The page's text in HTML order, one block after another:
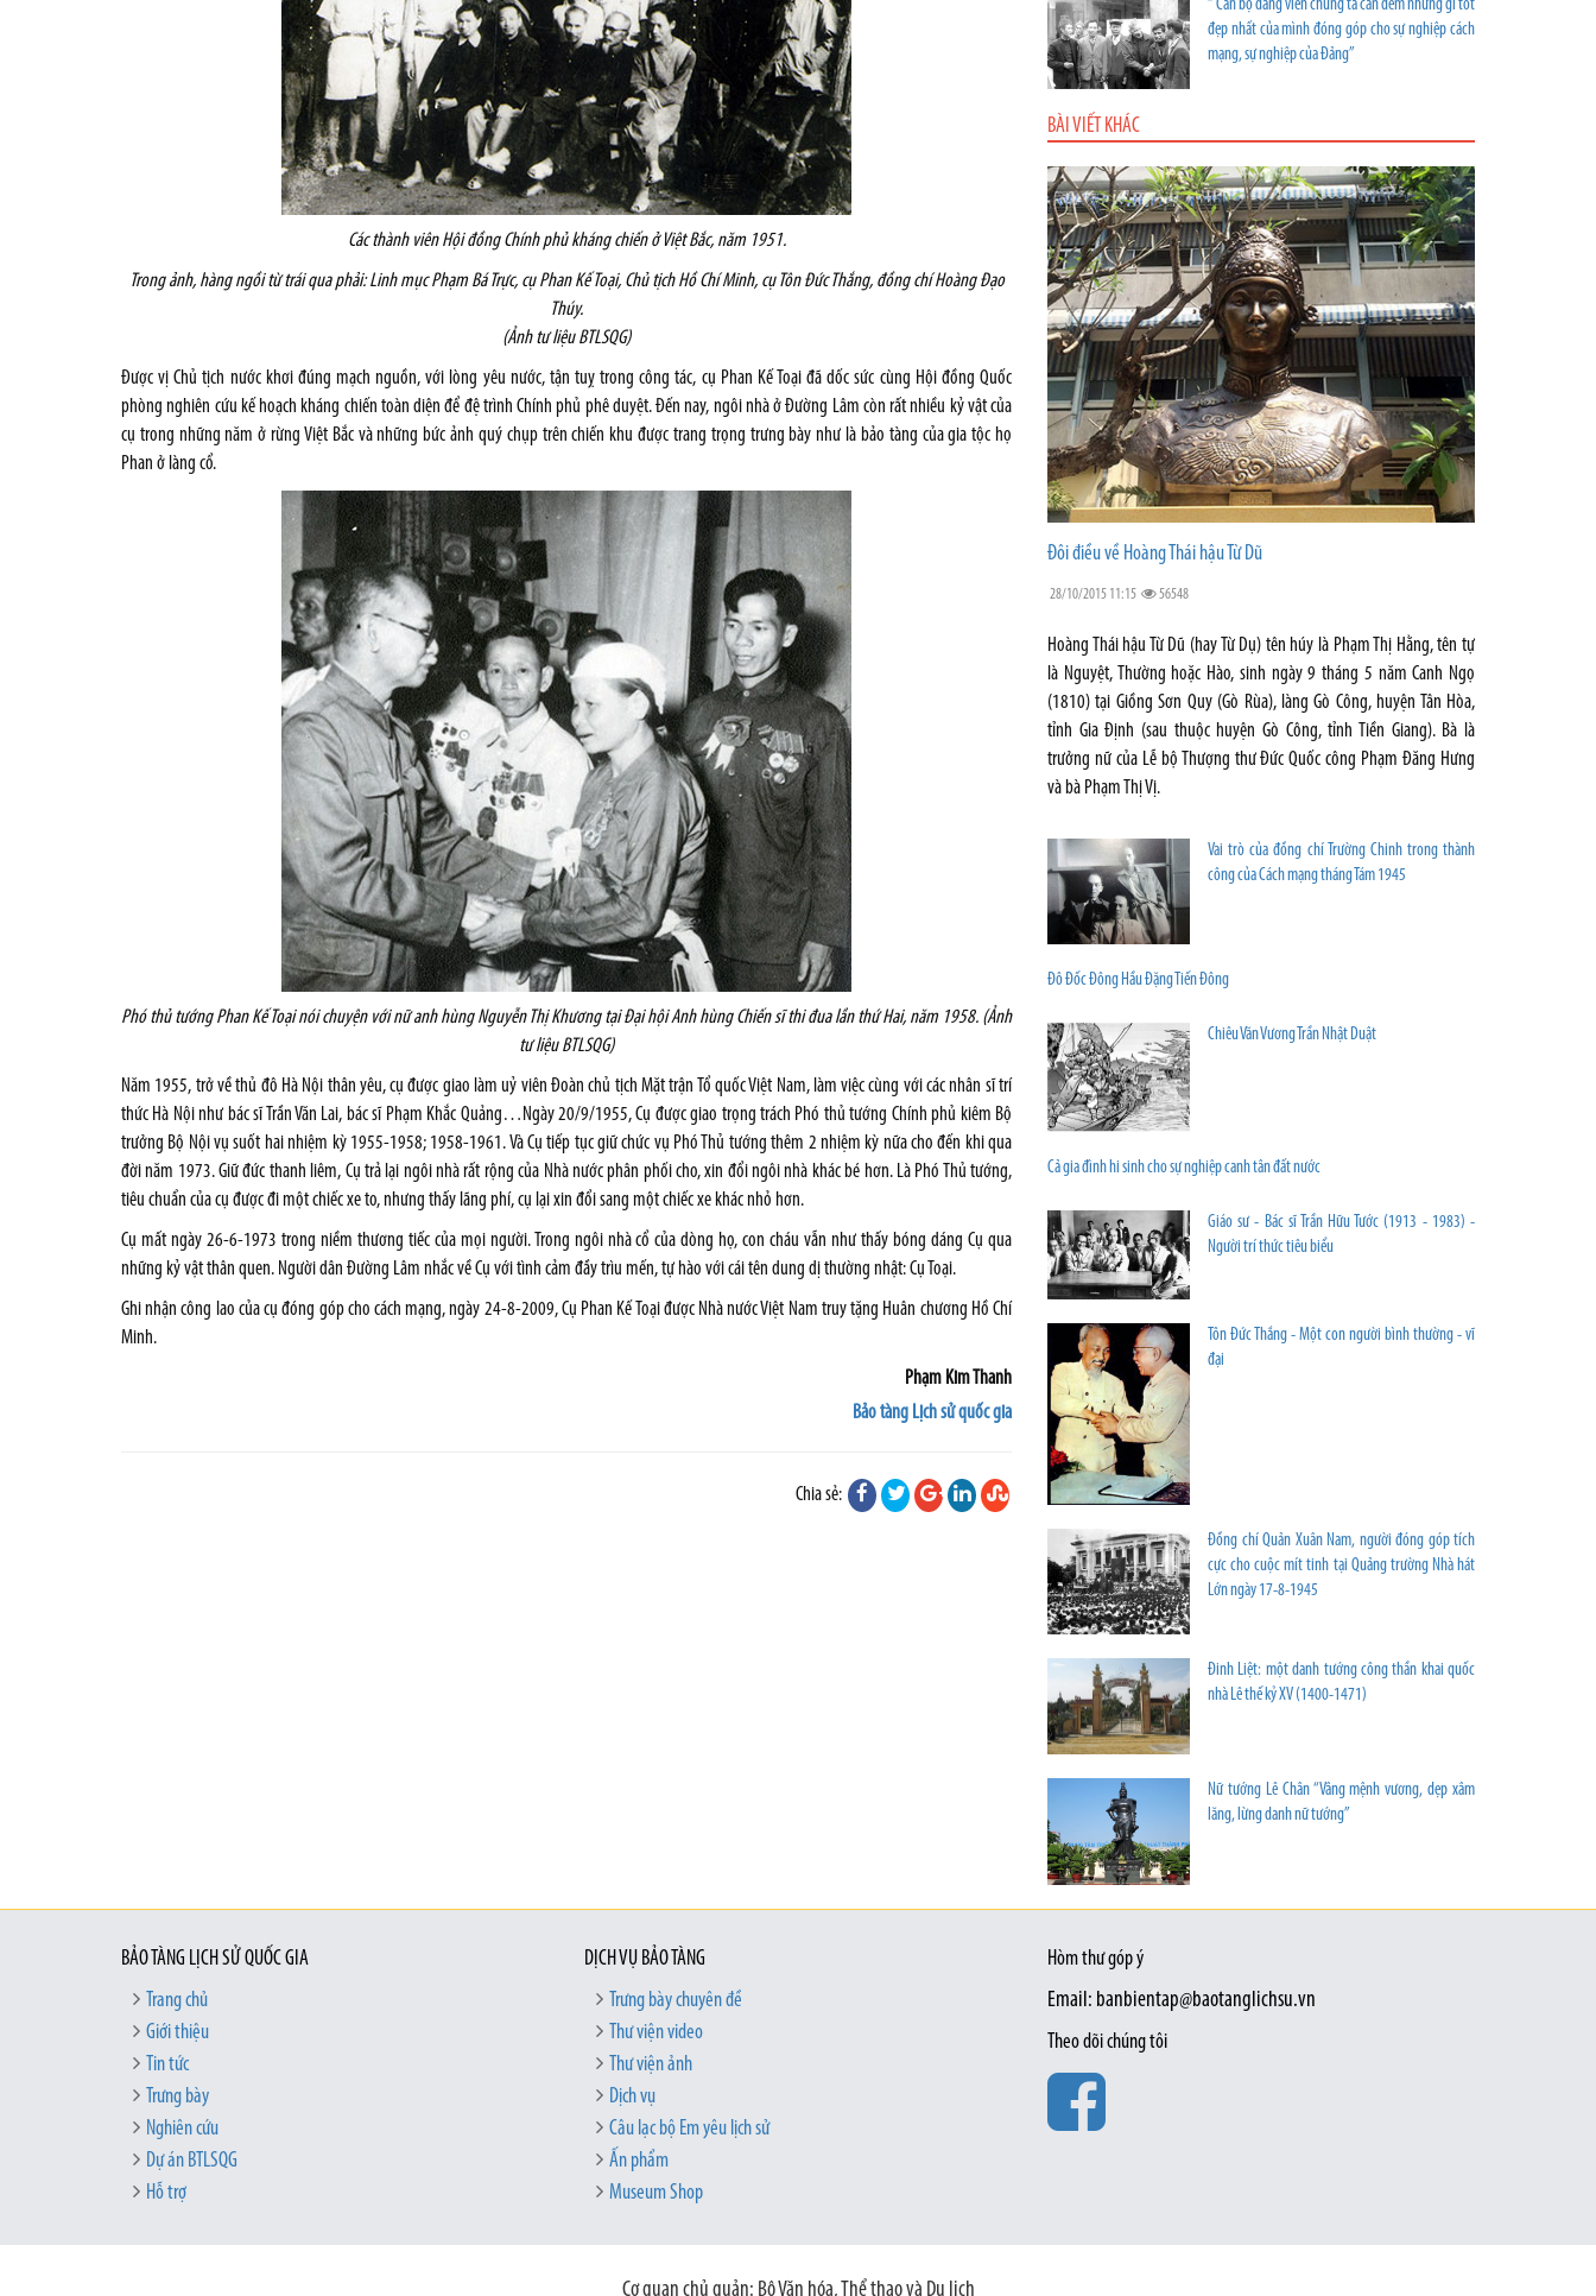
Các thành viên Hội đồng Chính phủ kháng chiến ở Việt Bắc, năm 1951.
Trong ảnh, hàng ngồi từ trái qua phải: Linh mục Phạm Bá Trực, cụ Phan Kế Toại, Chủ tịch Hồ Chí Minh, cụ Tôn Đức Thắng, đồng chí Hoàng Đạo
Thúy.
(Ảnh tư liệu BTLSQG)
Được vị Chủ tịch nước khơi đúng mạch nguồn, với lòng yêu nước, tận tuỵ trong công tác, cụ Phan Kế Toại đã dốc sức cùng Hội đồng Quốc
phòng nghiên cứu kế hoạch kháng chiến toàn diện để đệ trình Chính phủ phê duyệt. Đến nay, ngôi nhà ở Đường Lâm còn rất nhiều kỷ vật của
cụ trong những năm ở rừng Việt Bắc và những bức ảnh quý chụp trên chiến khu được trang trọng trưng bày như là bảo tàng của gia tộc họ
Phan ở làng cổ.
Phó thủ tướng Phan Kế Toại nói chuyện với nữ anh hùng Nguyễn Thị Khương tại Đại hội Anh hùng Chiến sĩ thi đua lần thứ Hai, năm 1958. (Ảnh
tư liệu BTLSQG)
Năm 1955, trở về thủ đô Hà Nội thân yêu, cụ được giao làm uỷ viên Đoàn chủ tịch Mặt trận Tổ quốc Việt Nam, làm việc cùng với các nhân sĩ trí
thức Hà Nội như bác sĩ Trần Văn Lai, bác sĩ Phạm Khắc Quảng…Ngày 20/9/1955, Cụ được giao trọng trách Phó thủ tướng Chính phủ kiêm Bộ
trưởng Bộ Nội vụ suốt hai nhiệm kỳ 1955-1958; 1958-1961. Và Cụ tiếp tục giữ chức vụ Phó Thủ tướng thêm 2 nhiệm kỳ nữa cho đến khi qua
đời năm 1973. Giữ đức thanh liêm, Cụ trả lại ngôi nhà rất rộng của Nhà nước phân phối cho, xin đổi ngôi nhà khác bé hơn. Là Phó Thủ tướng,
tiêu chuẩn của cụ được đi một chiếc xe to, nhưng thấy lãng phí, cụ lại xin đổi sang một chiếc xe khác nhỏ hơn.
Cụ mất ngày 26-6-1973 trong niềm thương tiếc của mọi người. Trong ngôi nhà cổ của dòng họ, con cháu vẫn như thấy bóng dáng Cụ qua
những kỷ vật thân quen. Người dân Đường Lâm nhắc về Cụ với tình cảm đầy trìu mến, tự hào với cái tên dung dị thường nhật: Cụ Toại.
Ghi nhận công lao của cụ đóng góp cho cách mạng, ngày 24-8-2009, Cụ Phan Kế Toại được Nhà nước Việt Nam truy tặng Huân chương Hồ Chí
Minh.
Phạm Kim Thanh
Bảo tàng Lịch sử quốc gia
Chia sẻ:
“ Cán bộ đảng viên chúng ta cần đem những gì tốt
đẹp nhất của mình đóng góp cho sự nghiệp cách
mạng, sự nghiệp của Đảng”
BÀI VIẾT KHÁC
Đôi điều về Hoàng Thái hậu Từ Dũ
28/10/2015 11:15 56548
Hoàng Thái hậu Từ Dũ (hay Từ Dụ) tên húy là Phạm Thị Hằng, tên tự
là Nguyệt, Thường hoặc Hào, sinh ngày 9 tháng 5 năm Canh Ngọ
(1810) tại Giồng Sơn Quy (Gò Rùa), làng Gò Công, huyện Tân Hòa,
tỉnh Gia Định (sau thuộc huyện Gò Công, tỉnh Tiền Giang). Bà là
trưởng nữ của Lễ bộ Thượng thư Đức Quốc công Phạm Đăng Hưng
và bà Phạm Thị Vị.
Vai trò của đồng chí Trường Chinh trong thành
công của Cách mạng tháng Tám 1945
Đô Đốc Đông Hầu Đặng Tiến Đông
Chiêu Văn Vương Trần Nhật Duật
Cả gia đình hi sinh cho sự nghiệp canh tân đất nước
Giáo sư - Bác sĩ Trần Hữu Tước (1913 - 1983) -
Người trí thức tiêu biểu
Tôn Đức Thắng - Một con người bình thường - vĩ
đại
Đồng chí Quản Xuân Nam, người đóng góp tích
cực cho cuộc mít tinh tại Quảng trường Nhà hát
Lớn ngày 17-8-1945
Đinh Liệt: một danh tướng công thần khai quốc
nhà Lê thế kỷ XV (1400-1471)
Nữ tướng Lê Chân “Vâng mệnh vương, dẹp xâm
lăng, lừng danh nữ tướng”
BẢO TÀNG LỊCH SỬ QUỐC GIA
Trang chủ
Giới thiệu
Tin tức
Trưng bày
Nghiên cứu
Dự án BTLSQG
Hỗ trợ
DỊCH VỤ BẢO TÀNG
Trưng bày chuyên đề
Thư viện video
Thư viện ảnh
Dịch vụ
Câu lạc bộ Em yêu lịch sử
Ấn phẩm
Museum Shop
Hòm thư góp ý
Email: banbientap@baotanglichsu.vn
Theo dõi chúng tôi
Cơ quan chủ quản: Bộ Văn hóa, Thể thao và Du lịch